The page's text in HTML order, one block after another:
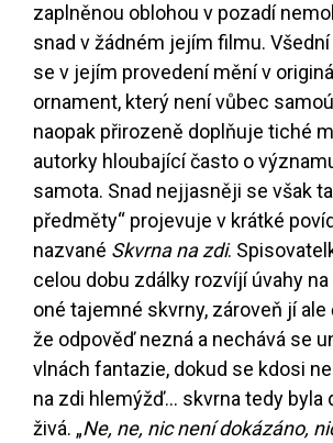
zaplněnou oblohou v pozadí
snad v žádném jejím filmu.
se v jejím provedení mění v
ornament, který není vůbec
naopak přirozeně doplňuje tiché
autorky hloubající často o
samota. Snad nejjasněji se však
předměty“ projevuje v krátké
nazvané Skvrna na zdi.
celou dobu zdálky rozvíjí úvahy
oné tajemné skvrny, zároveň jí ale
že odpověď nezná a nechává se
vlnách fantazie, dokud se kdosi
na zdi hlemýžď... skvrna tedy byla
živá. „Ne, ne, nic není dokázáno,